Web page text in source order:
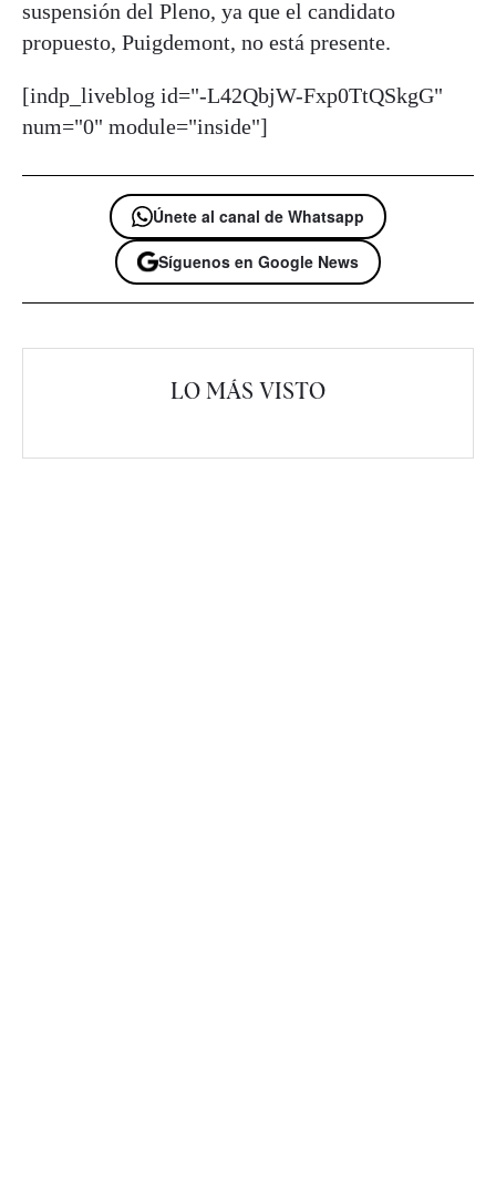
suspensión del Pleno, ya que el candidato
propuesto, Puigdemont, no está presente.
[indp_liveblog id="-L42QbjW-Fxp0TtQSkgG"
num="0" module="inside"]
Únete al canal de Whatsapp
Síguenos en Google News
LO MÁS VISTO